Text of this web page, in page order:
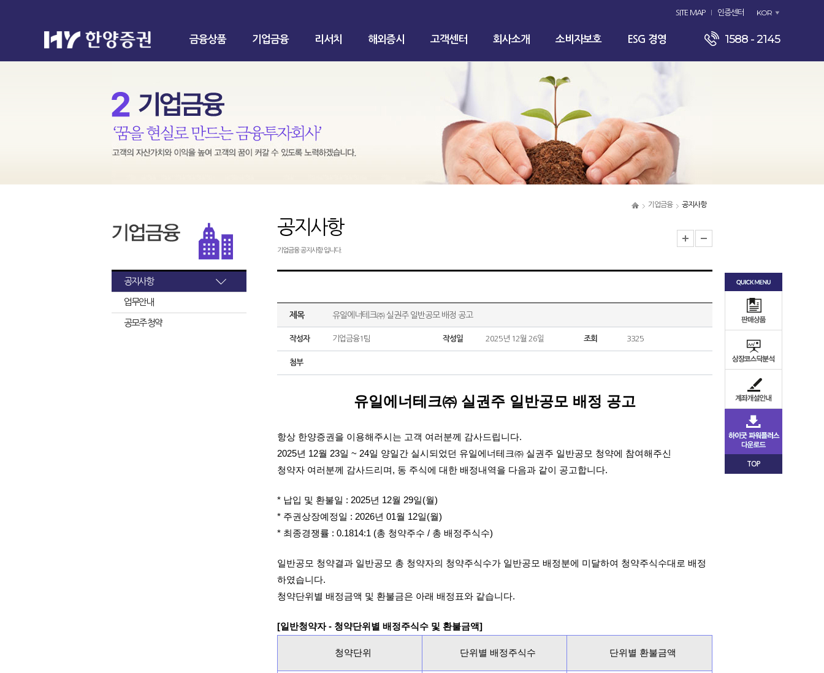
SITE MAP 인증센터 KOR
금융상품 기업금융 리서치 해외증시 고객센터 회사소개 소비자보호 ESG 경영 1588 - 2145
기업금융 공지사항
공지사항
업무안내
공모주 청약
공지사항
기업금융 공지사항 입니다.
제목 유일에너테크㈜ 실권주 일반공모 배정 공고
작성자 기업금융1팀 작성일 2025년 12월 26일 조회 3325
첨부
유일에너테크㈜ 실권주 일반공모 배정 공고
항상 한양증권을 이용해주시는 고객 여러분께 감사드립니다.
2025년 12월 23일 ~ 24일 양일간 실시되었던 유일에너테크㈜ 실권주 일반공모 청약에 참여해주신
청약자 여러분께 감사드리며, 동 주식에 대한 배정내역을 다음과 같이 공고합니다.
* 납입 및 환불일 : 2025년 12월 29일(월)
* 주권상장예정일 : 2026년 01월 12일(월)
* 최종경쟁률 : 0.1814:1 (총 청약주수 / 총 배정주식수)
일반공모 청약결과 일반공모 총 청약자의 청약주식수가 일반공모 배정분에 미달하여 청약주식수대로 배정
하였습니다.
청약단위별 배정금액 및 환불금은 아래 배정표와 같습니다.
[일반청약자 - 청약단위별 배정주식수 및 환불금액]
청약단위 단위별 배정주식수 단위별 환불금액
TOP